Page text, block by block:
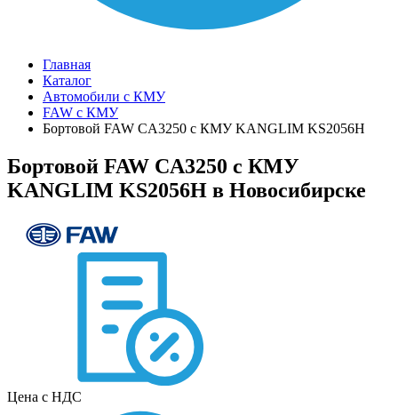
Главная
Каталог
Автомобили с КМУ
FAW c КМУ
Бортовой FAW CA3250 с КМУ KANGLIM KS2056H
Бортовой FAW CA3250 с КМУ
KANGLIM KS2056H в Новосибирске
Цена с НДС